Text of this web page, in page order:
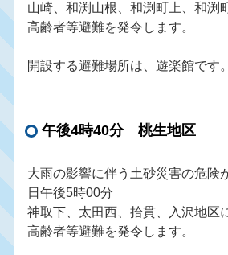
山崎、和渕山根、和渕町上、和渕
高齢者等避難を発令します。
開設する避難場所は、遊楽館です。
午後4時40分 桃生地区
大雨の影響に伴う土砂災害の危険
日午後5時00分
神取下、太田西、拾貫、入沢地区
高齢者等避難を発令します。